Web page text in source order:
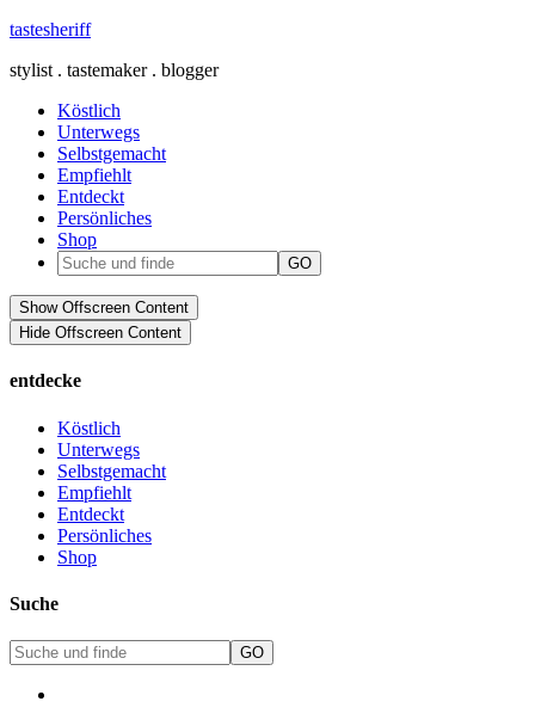
tastesheriff
stylist . tastemaker . blogger
Köstlich
Unterwegs
Selbstgemacht
Empfiehlt
Entdeckt
Persönliches
Shop
Show Offscreen Content
Hide Offscreen Content
entdecke
Köstlich
Unterwegs
Selbstgemacht
Empfiehlt
Entdeckt
Persönliches
Shop
Suche